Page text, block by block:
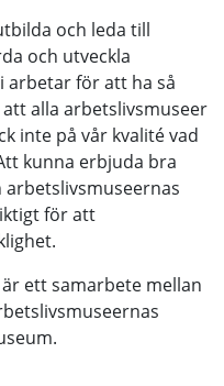
och leda till
och utveckla
arbetar för att ha så
alla arbetslivsmuseer
inte på vår kvalité vad
kunna erbjuda bra
för att
ett samarbete mellan